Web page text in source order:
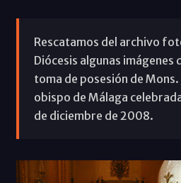
Rescatamos del archivo
Diócesis algunas imágenes
toma de posesión de Mons.
obispo de Málaga
de diciembre de 2008.